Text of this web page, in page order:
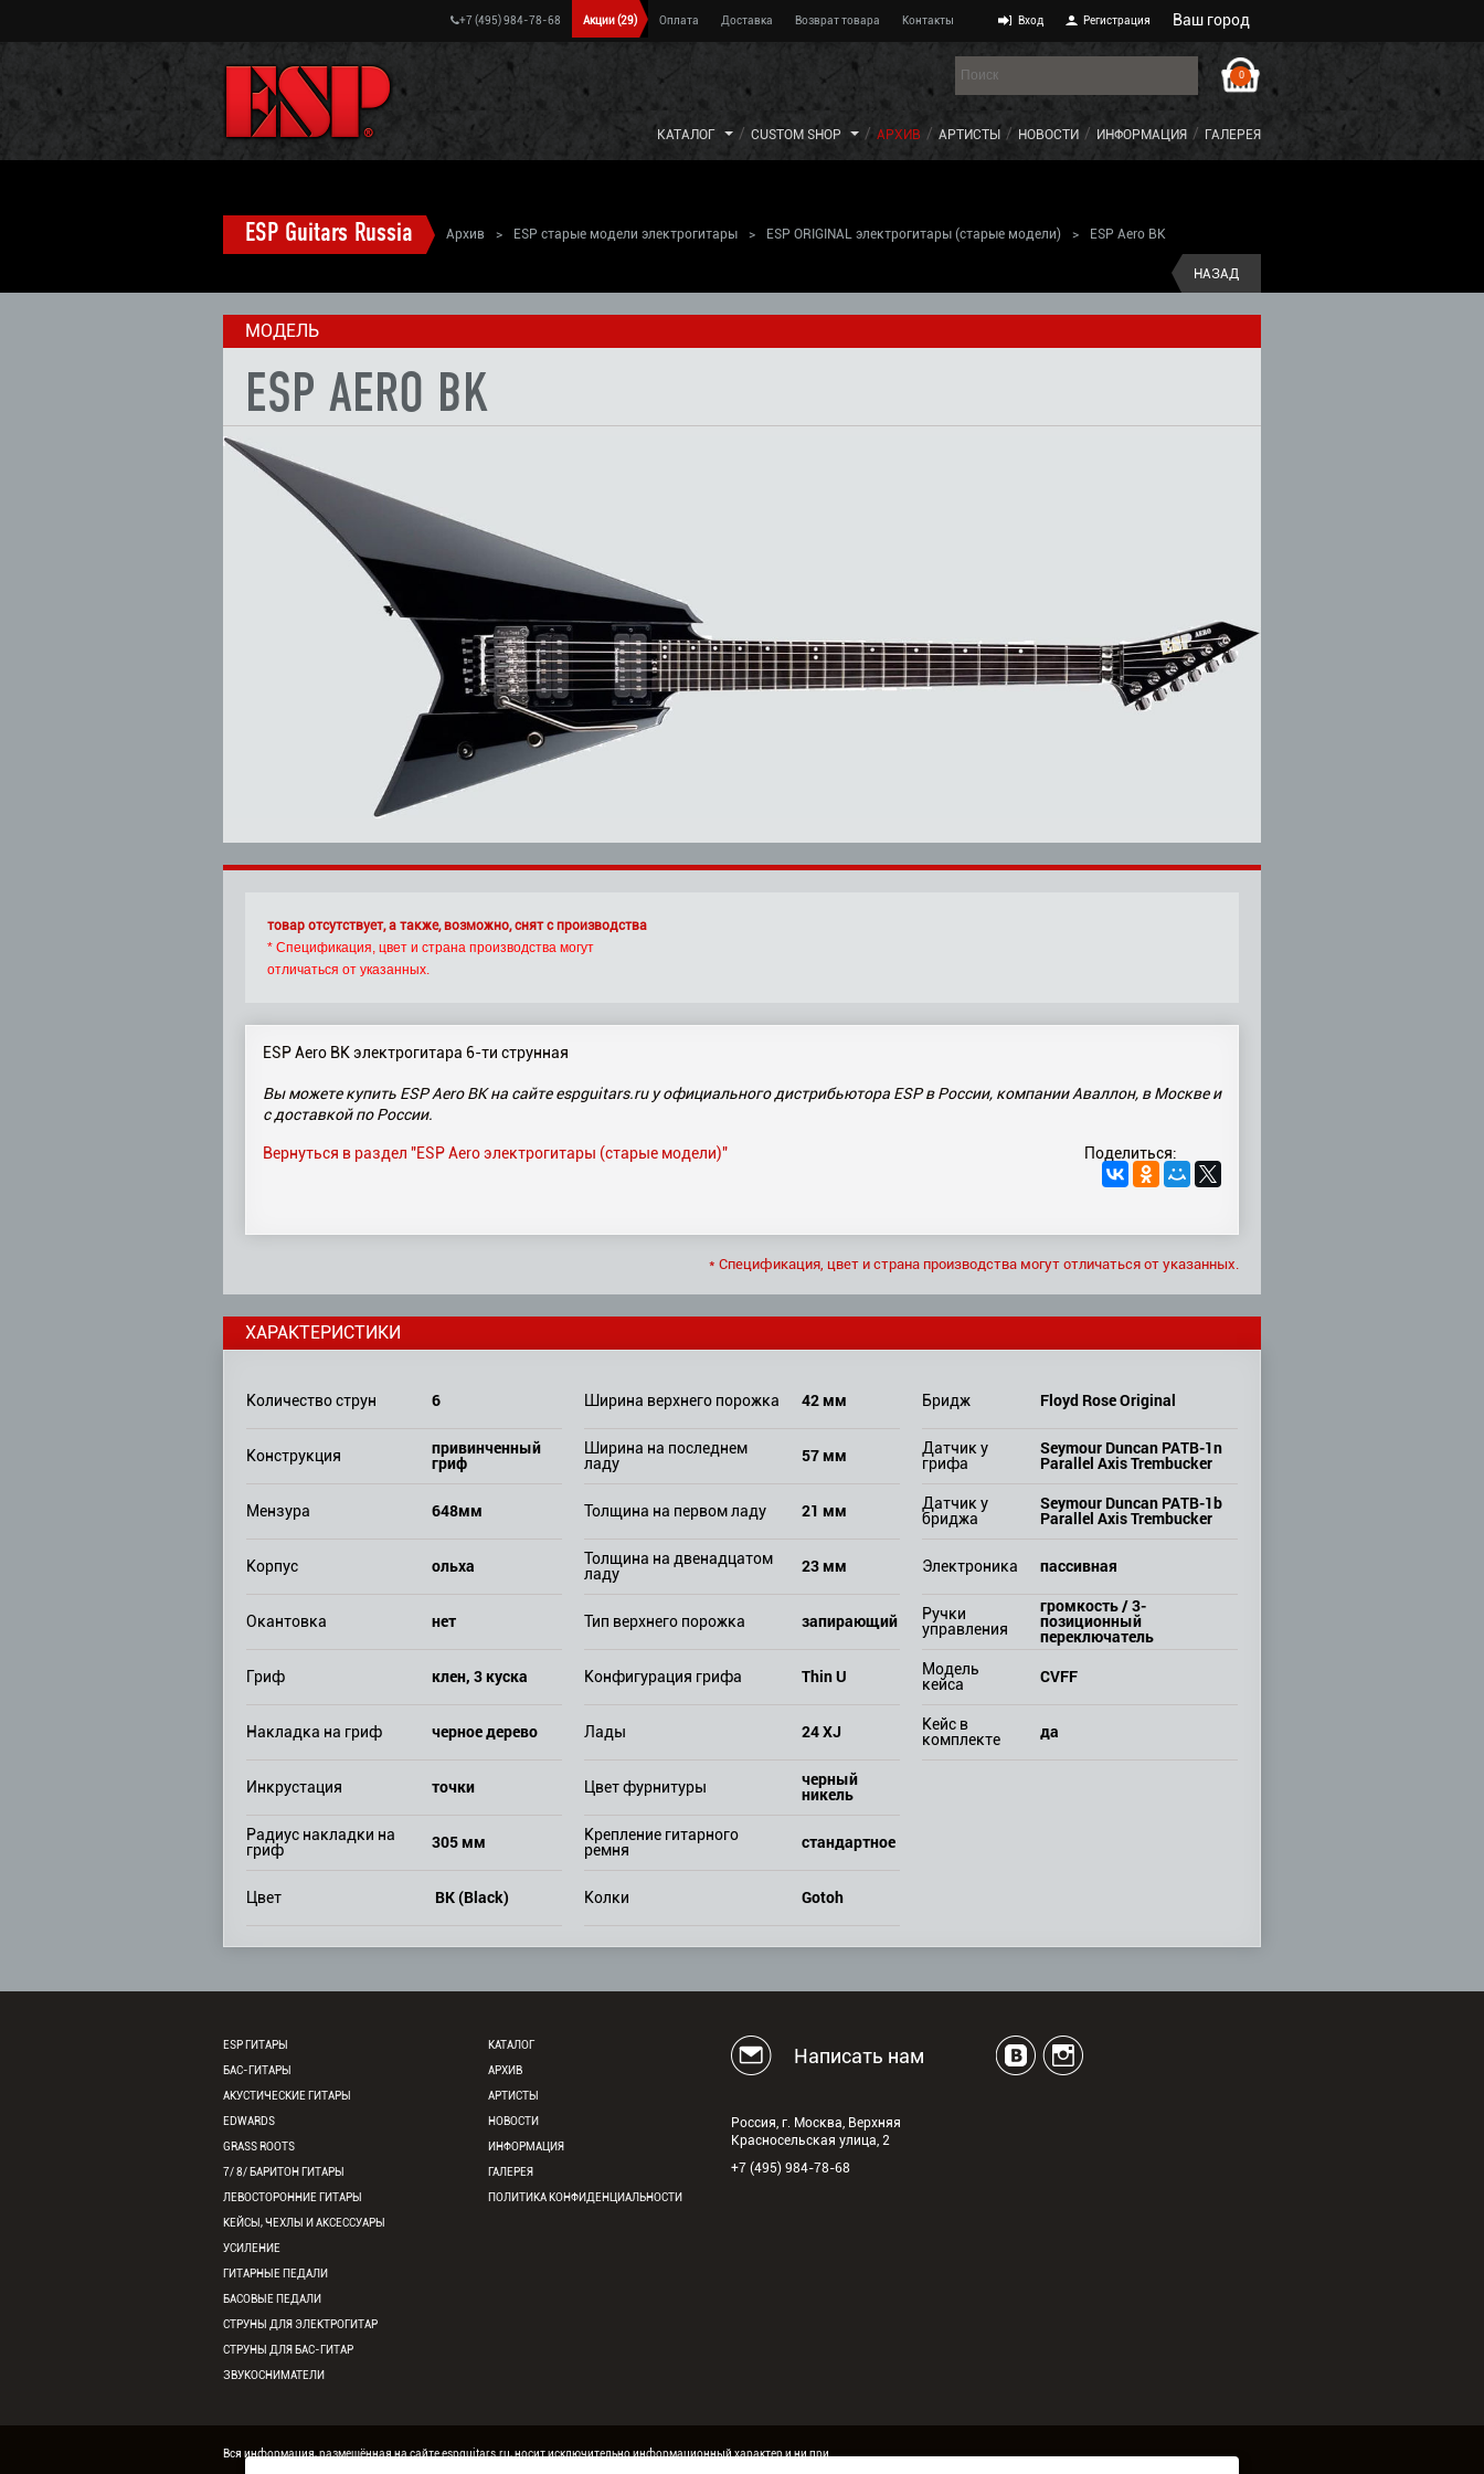
0
КАТАЛОГ CUSTOM SHOP АРХИВ АРТИСТЫ НОВОСТИ ИНФОРМАЦИЯ ГАЛЕРЕЯ
+7 (495) 984-78-68 Акции(29) Оплата Доставка Возврат товара Контакты Вход Регистрация Ваш город
ESP Guitars Russia Архив > ESP старые модели электрогитары > ESP ORIGINAL электрогитары (старые модели) > ESP Aero BK
НАЗАД
МОДЕЛЬ
ESP AERO BK
товар отсутствует, а также, возможно, снят с производства
* Спецификация, цвет и страна производства могут
отличаться от указанных.
ESP Aero BK электрогитара 6-ти струнная
Вы можете купить ESP Aero BK на сайте espguitars.ru у официального дистрибьютора ESP в России, компании Аваллон, в Москве и
с доставкой по России.
Поделиться:
Вернуться в раздел "ESP Aero электрогитары (старые модели)"
* Спецификация, цвет и страна производства могут отличаться от указанных.
ХАРАКТЕРИСТИКИ
Количество струн 6
Конструкция привинченный
гриф
Мензура 648мм
Корпус ольха
Окантовка нет
Гриф клен, 3 куска
Накладка на гриф черное дерево
Инкрустация точки
Радиус накладки на
гриф
305 мм
Цвет BK (Black)
Ширина верхнего порожка 42 мм
Ширина на последнем
ладу
57 мм
Толщина на первом ладу 21 мм
Толщина на двенадцатом
ладу
23 мм
Тип верхнего порожка запирающий
Конфигурация грифа Thin U
Лады 24 XJ
Цвет фурнитуры черный
никель
Крепление гитарного
ремня
стандартное
Колки Gotoh
Бридж Floyd Rose Original
Датчик у
грифа
Seymour Duncan PATB-1n
Parallel Axis Trembucker
Датчик у
бриджа
Seymour Duncan PATB-1b
Parallel Axis Trembucker
Электроника пассивная
Ручки
управления
громкость / 3-
позиционный
переключатель
Модель
кейса
CVFF
Кейс в
комплекте
да
ESP ГИТАРЫ
БАС-ГИТАРЫ
АКУСТИЧЕСКИЕ ГИТАРЫ
EDWARDS
GRASS ROOTS
7/ 8/ БАРИТОН ГИТАРЫ
ЛЕВОСТОРОННИЕ ГИТАРЫ
КЕЙСЫ, ЧЕХЛЫ И АКСЕССУАРЫ
УСИЛЕНИЕ
ГИТАРНЫЕ ПЕДАЛИ
БАСОВЫЕ ПЕДАЛИ
СТРУНЫ ДЛЯ ЭЛЕКТРОГИТАР
СТРУНЫ ДЛЯ БАС-ГИТАР
ЗВУКОСНИМАТЕЛИ
КАТАЛОГ
АРХИВ
АРТИСТЫ
НОВОСТИ
ИНФОРМАЦИЯ
ГАЛЕРЕЯ
ПОЛИТИКА КОНФИДЕНЦИАЛЬНОСТИ
Написать нам
Россия, г. Москва, Верхняя
Красносельская улица, 2
+7 (495) 984-78-68
Вся информация, размещённая на сайте espguitars.ru, носит исключительно информационный характер и ни при